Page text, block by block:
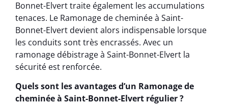
Bonnet-Elvert traite également les accumulations
tenaces. Le Ramonage de cheminée à Saint-
Bonnet-Elvert devient alors indispensable lorsque
les conduits sont très encrassés. Avec un
ramonage débistrage à Saint-Bonnet-Elvert la
sécurité est renforcée.
Quels sont les avantages d’un Ramonage de
cheminée à Saint-Bonnet-Elvert régulier ?